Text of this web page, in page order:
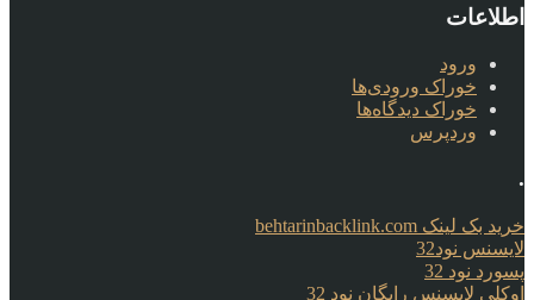
اطلاعات
ورود
خوراک ورودی‌ها
خوراک دیدگاه‌ها
وردپرس
.
خرید بک لینک behtarinbacklink.com
لایسنس نود32
پسورد نود 32
اوکلی لایسنس رایگان نود 32